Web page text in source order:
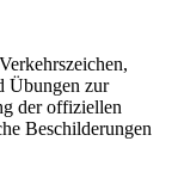
Übungen zur
der offiziellen
Beschilderungen